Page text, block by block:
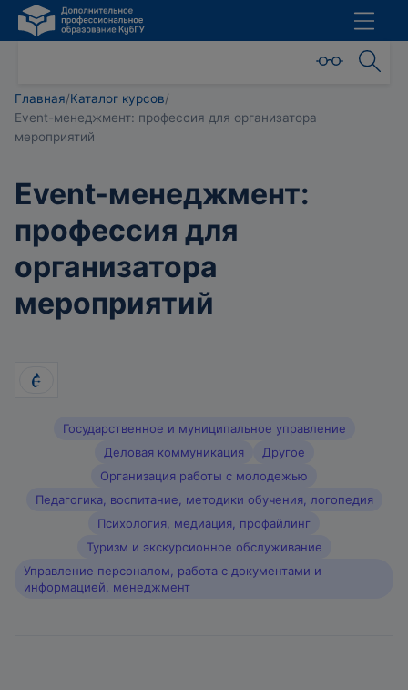
Главная/Каталог курсов/
Event-менеджмент: профессия для организатора
мероприятий
Event-менеджмент:
профессия для
организатора
мероприятий
Государственное и муниципальное управление
Деловая коммуникация
Другое
Организация работы с молодежью
Педагогика, воспитание, методики обучения, логопедия
Психология, медиация, профайлинг
Туризм и экскурсионное обслуживание
Управление персоналом, работа с документами и
информацией, менеджмент